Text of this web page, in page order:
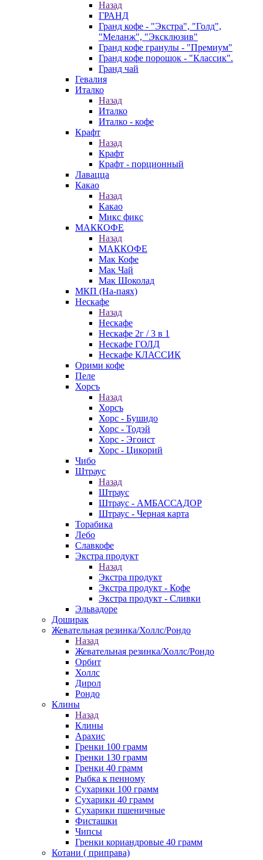
Назад
ГРАНД
Гранд кофе - "Экстра", "Голд",
"Меланж", "Эксклюзив"
Гранд кофе гранулы - "Премиум"
Гранд кофе порошок - "Классик".
Гранд чай
Гевалия
Италко
Назад
Италко
Италко - кофе
Крафт
Назад
Крафт
Крафт - порционный
Лавацца
Какао
Назад
Какао
Микс фикс
МАККОФЕ
Назад
МАККОФЕ
Мак Кофе
Мак Чай
Мак Шоколад
МКП (На-паях)
Нескафе
Назад
Нескафе
Нескафе 2г / 3 в 1
Нескафе ГОЛД
Нескафе КЛАССИК
Орими кофе
Пеле
Хорсъ
Назад
Хорсъ
Хорс - Бушидо
Хорс - Тодэй
Хорс - Эгоист
Хорс - Цикорий
Чибо
Штраус
Назад
Штраус
Штраус - АМБАССАДОР
Штраус - Черная карта
Торабика
Лебо
Славкофе
Экстра продукт
Назад
Экстра продукт
Экстра продукт - Кофе
Экстра продукт - Сливки
Эльвадоре
Доширак
Жевательная резинка/Холлс/Рондо
Назад
Жевательная резинка/Холлс/Рондо
Орбит
Холлс
Дирол
Рондо
Клины
Назад
Клины
Арахис
Гренки 100 грамм
Гренки 130 грамм
Гренки 40 грамм
Рыбка к пенному
Сухарики 100 грамм
Сухарики 40 грамм
Сухарики пшеничные
Фисташки
Чипсы
Гренки кориандровые 40 грамм
Котани ( приправа)